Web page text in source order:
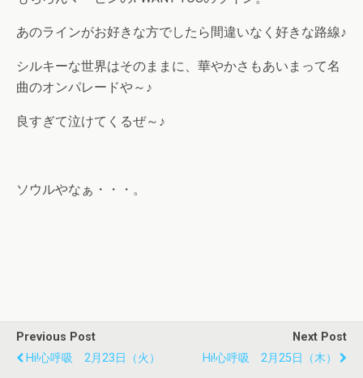
あのラインがお好きな方でしたら間違いなく好きな路線♪
シルキーな世界はそのままに、華やかさもあいまって名
曲のオンパレードや～♪
良すぎて泣けてくるぜ～♪
ソウルやなぁ・・・。
Previous Post
Hi!心呼吸 2月23日（火）
Next Post
Hi!心呼吸 2月25日（木）